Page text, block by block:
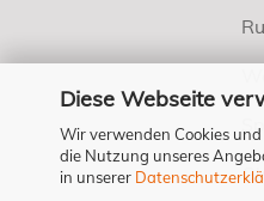
Diese Webseite
Wir verwenden Cookies
die Nutzung unseres
in unserer